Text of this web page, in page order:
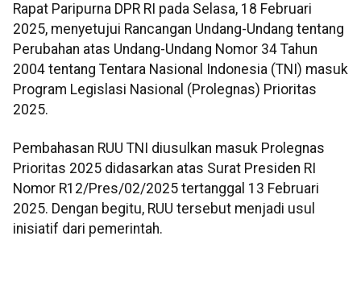
Rapat Paripurna DPR RI pada Selasa, 18 Februari
2025, menyetujui Rancangan Undang-Undang tentang
Perubahan atas Undang-Undang Nomor 34 Tahun
2004 tentang Tentara Nasional Indonesia (TNI) masuk
Program Legislasi Nasional (Prolegnas) Prioritas
2025.
Pembahasan RUU TNI diusulkan masuk Prolegnas
Prioritas 2025 didasarkan atas Surat Presiden RI
Nomor R12/Pres/02/2025 tertanggal 13 Februari
2025. Dengan begitu, RUU tersebut menjadi usul
inisiatif dari pemerintah.